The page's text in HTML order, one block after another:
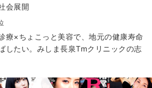
会展開​
療×ちょこっと美容で、地元の健康寿命
したい。みしま長泉Tmクリニックの志